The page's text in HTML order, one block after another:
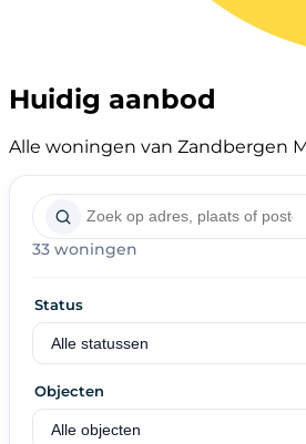
Huidig aanbod
Alle woningen van Zandbergen
33 woningen
Status
Objecten